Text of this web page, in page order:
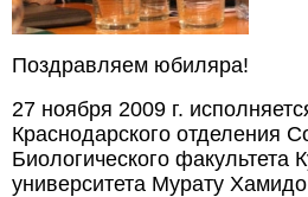
Поздравляем юбиляра!
27 ноября 2009 г.
Краснодарского отделения
Биологического факультета
университета Мурату